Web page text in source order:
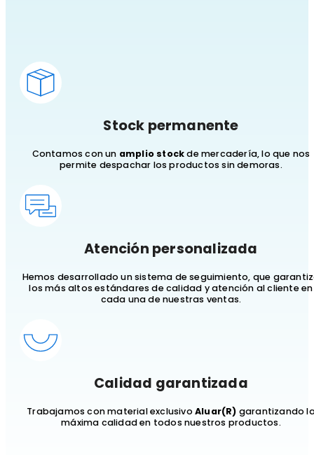
Stock permanente
Contamos con un amplio stockde mercadería, lo que nos
permite despachar los productos sin demoras.
Atención personalizada
Hemos desarrollado un sistema de seguimiento, que
los más altos estándares de calidad y atención al cliente en
cada una de nuestras ventas.
Calidad garantizada
Trabajamos con material exclusivo Aluar(R) garantizando
máxima calidad en todos nuestros productos.